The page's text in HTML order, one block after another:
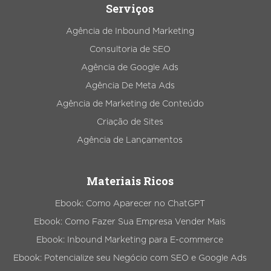
Serviços
Agência de Inbound Marketing
Consultoria de SEO
Agência de Google Ads
Agência De Meta Ads
Agência de Marketing de Conteúdo
Criação de Sites
Agência de Lançamentos
Materiais Ricos
Ebook: Como Aparecer no ChatGPT
Ebook: Como Fazer Sua Empresa Vender Mais
Ebook: Inbound Marketing para E-commerce
Ebook: Potencialize seu Negócio com SEO e Google Ads